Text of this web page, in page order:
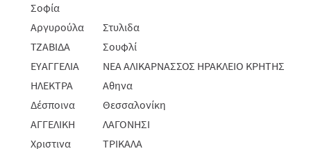
Σοφία
Αργυρούλα
Στυλιδα
ΤΖΑΒΙΔΑ
Σουφλί
ΕΥΑΓΓΕΛΙΑ
ΝΕΑ ΑΛΙΚΑΡΝΑΣΣΟΣ ΗΡΑΚΛΕΙΟ ΚΡΗΤΗΣ
ΗΛΕΚΤΡΑ
Αθηνα
Δέσποινα
Θεσσαλονίκη
ΑΓΓΕΛΙΚΗ
ΛΑΓΟΝΗΣΙ
Χριστινα
ΤΡΙΚΑΛΑ